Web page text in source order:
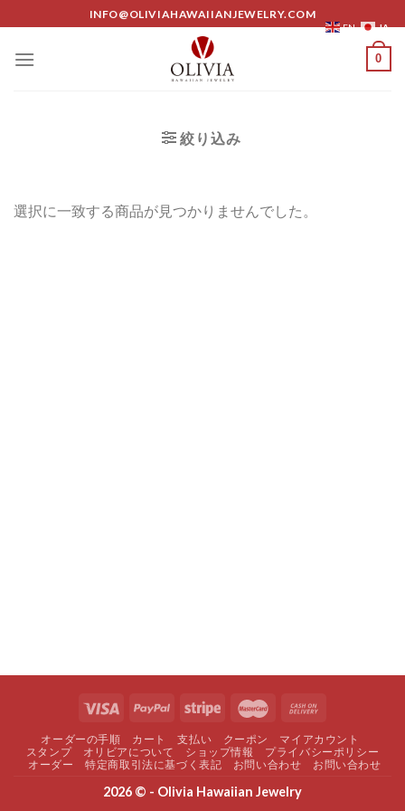
content
INFO@OLIVIAHAWAIIANJEWELRY.COM
0
絞り込み
選択に一致する商品が見つかりませんでした。
オーダーの手順 カート 支払い クーポン
マイアカウント
スタンプ
オリビアについて ショップ情報
プライバシーポリシー
オーダー
特定商取引法に基づく表記 お問い合わせ お問い合わせ
2026 © - Olivia Hawaiian Jewelry
EN JA